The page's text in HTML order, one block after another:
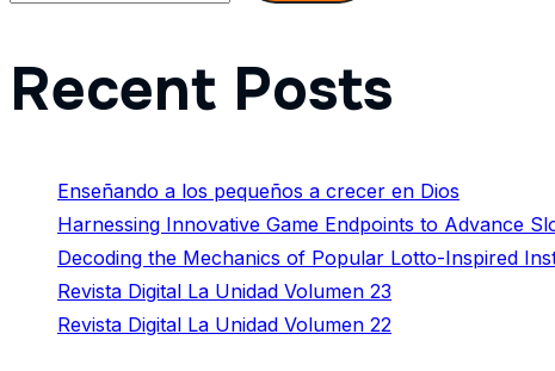
Recent Posts
Enseñando a los pequeños a crecer en Dios
Harnessing Innovative Game Endpoints to Advance
Decoding the Mechanics of Popular Lotto-Inspired
Revista Digital La Unidad Volumen 23
Revista Digital La Unidad Volumen 22